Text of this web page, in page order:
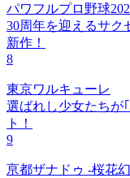
パワフルプロ野球
30周年を迎えるサク
新作！
8
東京ワルキューレ
選ばれし少女たちが
ト！
9
亰都ザナドゥ -桜花